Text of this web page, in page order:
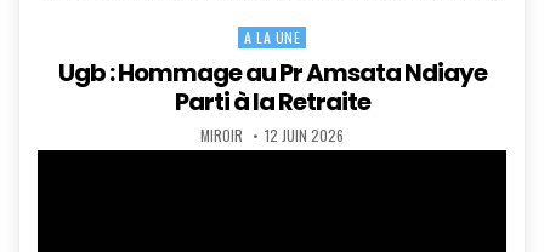
Posted
A LA UNE
Ugb : Hommage au Pr Amsata Ndiaye
Parti à la Retraite
AUTHOR:
MIROIR PUBLISHED
DATE:
12 JUIN 2026